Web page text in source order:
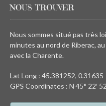
NOUS TROUVER
Nous sommes situé pas très
minutes au nord de Riberac,
avec la Charente.
Lat Long : 45.381252, 0.31635
GPS Coordinates : N 45° 22′